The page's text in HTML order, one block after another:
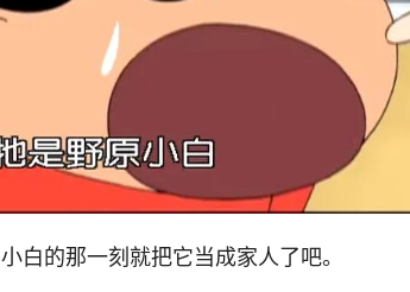
白的那一刻就把它当成家人了吧。